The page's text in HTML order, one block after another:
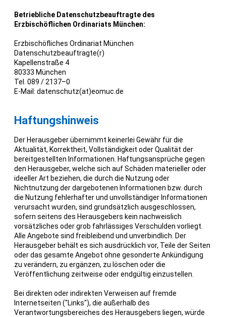
Betriebliche Datenschutzbeauftragte des
Erzbischöflichen Ordinariats München:
Erzbischöfliches Ordinariat München
Datenschutzbeauftragte(r)
Kapellenstraße 4
80333 München
Tel. 089 / 2137–0
E-Mail: datenschutz(at)eomuc.de
Haftungshinweis
Der Herausgeber übernimmt keinerlei Gewähr für die
Aktualität, Korrektheit, Vollständigkeit oder Qualität der
bereitgestellten Informationen. Haftungsansprüche gegen
den Herausgeber, welche sich auf Schäden materieller oder
ideeller Art beziehen, die durch die Nutzung oder
Nichtnutzung der dargebotenen Informationen bzw. durch
die Nutzung fehlerhafter und unvollständiger Informationen
verursacht wurden, sind grundsätzlich ausgeschlossen,
sofern seitens des Herausgebers kein nachweislich
vorsätzliches oder grob fahrlässiges Verschulden vorliegt.
Alle Angebote sind freibleibend und unverbindlich. Der
Herausgeber behält es sich ausdrücklich vor, Teile der Seiten
oder das gesamte Angebot ohne gesonderte Ankündigung
zu verändern, zu ergänzen, zu löschen oder die
Veröffentlichung zeitweise oder endgültig einzustellen.
Bei direkten oder indirekten Verweisen auf fremde
Internetseiten ("Links"), die außerhalb des
Verantwortungsbereiches des Herausgebers liegen, würde